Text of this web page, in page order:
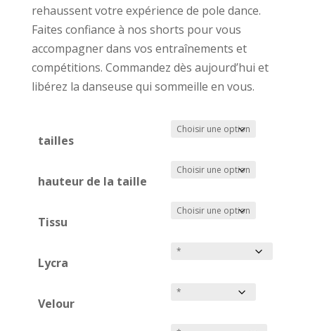
rehaussent votre expérience de pole dance.
Faites confiance à nos shorts pour vous
accompagner dans vos entraînements et
compétitions. Commandez dès aujourd’hui et
libérez la danseuse qui sommeille en vous.
tailles
hauteur de la taille
Tissu
Lycra
Velour